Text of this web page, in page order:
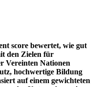
score bewertet, wie gut
den Zielen für
Vereinten Nationen
hochwertige Bildung
auf einem gewichteten